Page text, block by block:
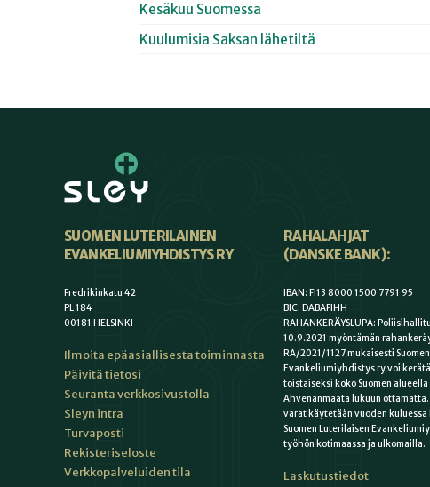
Kesäkuu Suomessa
Kuulumisia Saksan lähetiltä
SUOMEN LUTERILAINEN
EVANKELIUMIYHDISTYS RY
Fredrikinkatu 42
PL 184
00181 HELSINKI
Ilmoita epäasiallisesta toiminnasta
Päivitä tietosi
Seuranta verkkosivustolla
Sleyn intra
Turvaposti
Rekisteriseloste
Verkkopalveluiden tila
RAHALAHJAT
(DANSKE BANK):
IBAN: FI13 8000 1500 7791 95
BIC: DABAFIHH
RAHANKERÄYSLUPA:
10.9.2021 myöntämän
RA/2021/1127 mukaisesti
Evankeliumiyhdistys ry voi
toistaiseksi koko Suomen alueella
Ahvenanmaata lukuun
varat käytetään vuoden kuluessa
Suomen Luterilaisen
työhön kotimaassa ja ulkomailla.
Laskutustiedot